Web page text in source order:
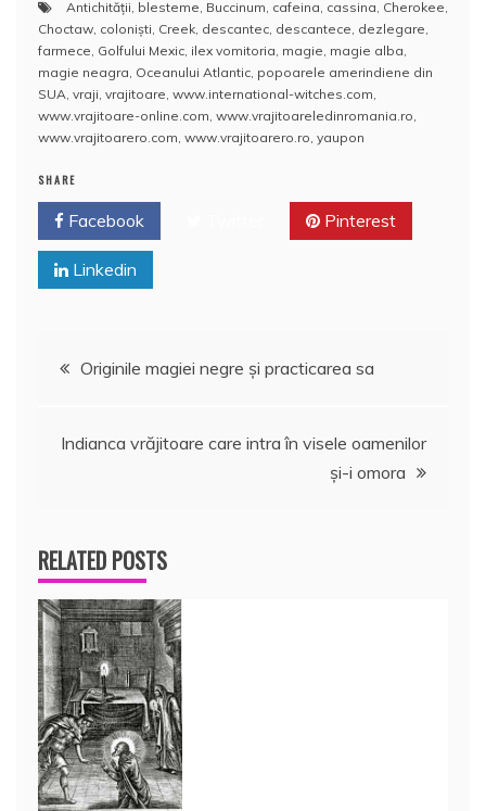
c
e
b
o
k
itt
er
ai
l
at
s
A
p
er
e
st
rt
aj
e
a
ă
Antichităţii, blesteme, Buccinum, cafeina, cassina, Cherokee,
Choctaw, coloniști, Creek, descantec, descantece, dezlegare,
farmece, Golfului Mexic, ilex vomitoria, magie, magie alba,
magie neagra, Oceanului Atlantic, popoarele amerindiene din
SUA, vraji, vrajitoare, www.international-witches.com,
www.vrajitoare-online.com, www.vrajitoareledinromania.ro,
www.vrajitoarero.com, www.vrajitoarero.ro, yaupon
SHARE
Facebook Pinterest
Linkedin
Navigare
Originile magiei negre şi practicarea sa
Indianca vrăjitoare care intra în visele oamenilor
şi-i omora
RELATED POSTS